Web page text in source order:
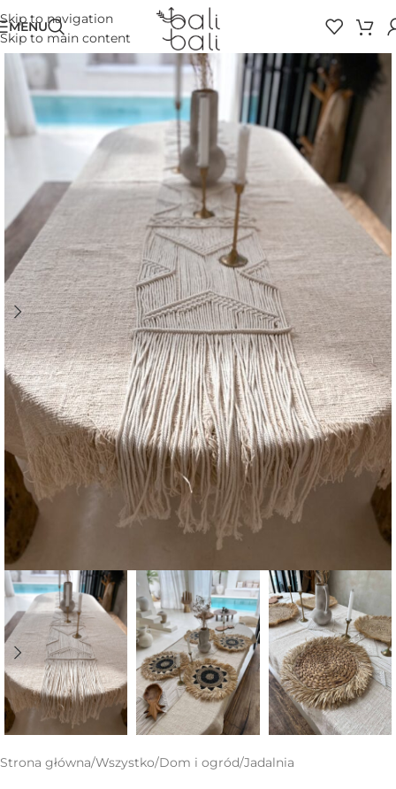
Skip to navigation
Skip to main content
MENU
Strona główna/Wszystko/Dom i ogród/Jadalnia